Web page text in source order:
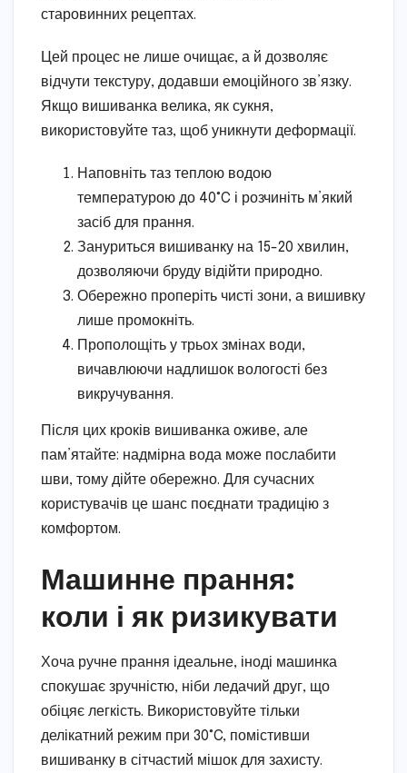
старовинних рецептах.
Цей процес не лише очищає, а й дозволяє
відчути текстуру, додавши емоційного зв’язку.
Якщо вишиванка велика, як сукня,
використовуйте таз, щоб уникнути деформації.
Наповніть таз теплою водою
температурою до 40°C і розчиніть м’який
засіб для прання.
Зануриться вишиванку на 15-20 хвилин,
дозволяючи бруду відійти природно.
Обережно проперіть чисті зони, а вишивку
лише промокніть.
Прополощіть у трьох змінах води,
вичавлюючи надлишок вологості без
викручування.
Після цих кроків вишиванка оживе, але
пам’ятайте: надмірна вода може послабити
шви, тому дійте обережно. Для сучасних
користувачів це шанс поєднати традицію з
комфортом.
Машинне прання:
коли і як ризикувати
Хоча ручне прання ідеальне, іноді машинка
спокушає зручністю, ніби ледачий друг, що
обіцяє легкість. Використовуйте тільки
делікатний режим при 30°C, помістивши
вишиванку в сітчастий мішок для захисту.